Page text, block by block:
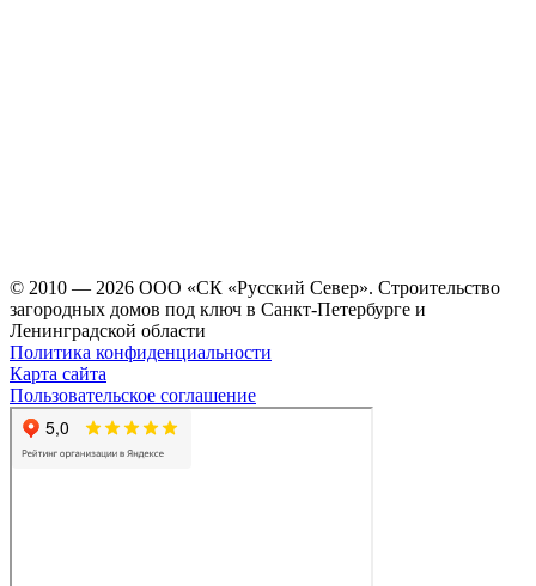
© 2010 — 2026 ООО «СК «Русский Север». Строительство
загородных домов под ключ в Санкт-Петербурге и
Ленинградской области
Политика конфиденциальности
Карта сайта
Пользовательское соглашение